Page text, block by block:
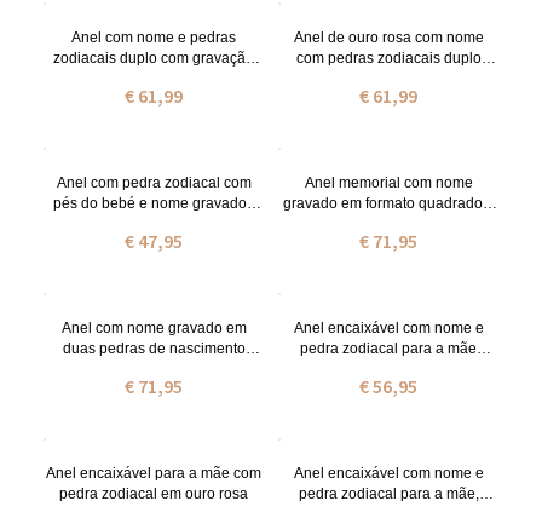
Anel com nome e pedras
zodiacais duplo com gravação
prata
€ 61,99
Anel de ouro rosa com nome
com pedras zodiacais duplo
€ 61,99
Anel com pedra zodiacal com
pés do bebé e nome gravados
€ 47,95
Anel memorial com nome
gravado em formato quadrado e
ouro.
€ 71,95
Anel com nome gravado em
duas pedras de nascimento
€ 71,95
Anel encaixável com nome e
pedra zodiacal para a mãe
€ 56,95
Anel encaixável para a mãe com
pedra zodiacal em ouro rosa
Anel encaixável com nome e
pedra zodiacal para a mãe,